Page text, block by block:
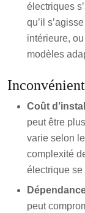
électriques
qu’il
intérieure,
modèles
Coût
peut être
varie selon
complexité
électrique se
peut